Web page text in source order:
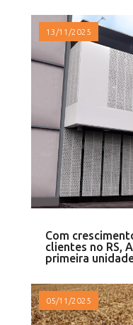
Com
clientes no RS,
primeira
13/11/2025
05/11/2025